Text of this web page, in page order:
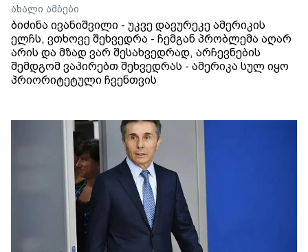
ახალი ამბები
ბიძინა ივანიშვილი - უკვე დავურეკე ამერიკის
ელჩს, ვთხოვე შეხვედრა - ჩემგან პრობლემა აღარ
არის და მზად ვარ შესახვედრად, არჩევნების
შემდგომ ვაპირებთ შეხვედრას - ამერიკა სულ იყო
პრიორიტეტული ჩვენთვის